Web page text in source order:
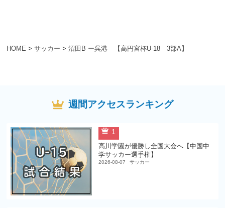
HOME > サッカー > 沼田B ー呉港 【高円宮杯U-18 3部A】
週間アクセスランキング
1
高川学園が優勝し全国大会へ【中国中
学サッカー選手権】
2026-08-07 サッカー